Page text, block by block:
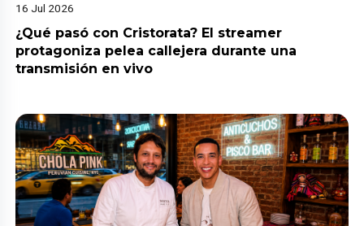
16 Jul 2026
¿Qué pasó con Cristorata? El streamer
protagoniza pelea callejera durante una
transmisión en vivo